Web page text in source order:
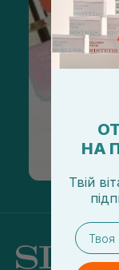
НА
Твій
email